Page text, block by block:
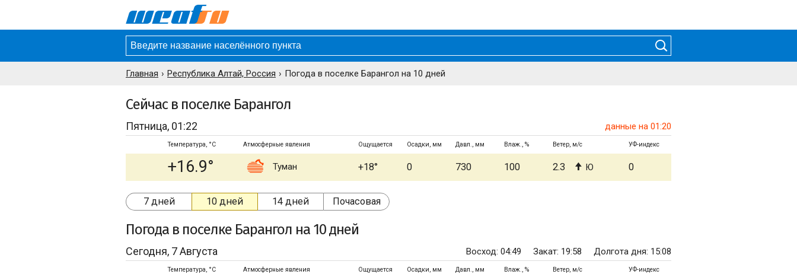
Главная Республика Алтай, Россия Погода в поселке Барангол на 10 дней
Сейчас в поселке Барангол
Пятница, 01:22 данные на 01:20
Температура, °C Атмосферные явления Ощущается Осадки, мм Давл., мм Влаж., % Ветер, м/с УФ-индекс
+16.9° Туман +18° 0 730 100 2.3 Ю 0
7 дней 10 дней 14 дней Почасовая
Погода в поселке Барангол на 10 дней
Сегодня, 7 Августа Восход: 04:49 Закат: 19:58 Долгота дня: 15:08
Температура, °C Атмосферные явления Ощущается Осадки, мм Давл., мм Влаж., % Ветер, м/с УФ-индекс